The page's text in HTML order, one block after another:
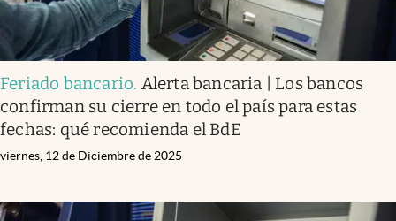
Feriado bancario. Alerta bancaria | Los bancos
confirman su cierre en todo el país para estas
fechas: qué recomienda el BdE
viernes, 12 de Diciembre de 2025